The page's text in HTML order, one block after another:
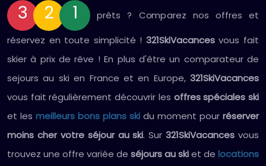
3 2 1
prêts ? Comparez nos offres et
réservez en toute simplicité ! 321SkiVacancesvous fait
skier à prix de rêve ! En plus d'être un comparateur de
sejours au ski en France et en Europe, 321SkiVacances
vous fait régulièrement découvrir les offres spéciales ski
et les meilleurs bons plans ski du moment pour réserver
moins cher votre séjour au ski. Sur321SkiVacances vous
trouvez une offre variée de séjours au skiet de locations